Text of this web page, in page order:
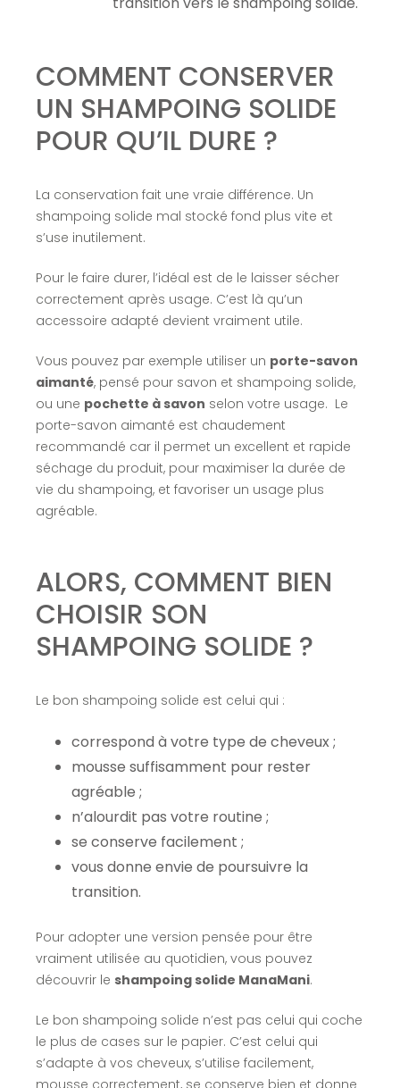
COMMENT CONSERVER
UN SHAMPOING SOLIDE
POUR QU’IL DURE ?
La conservation fait une vraie différence. Un
shampoing solide mal stocké fond plus vite et
s’use inutilement.
Pour le faire durer, l’idéal est de le laisser sécher
correctement après usage. C’est là qu’un
accessoire adapté devient vraiment utile.
Vous pouvez par exemple utiliser un porte-savon
aimanté, pensé pour savon et shampoing solide,
ou une pochette à savon selon votre usage. Le
porte-savon aimanté est chaudement
recommandé car il permet un excellent et rapide
séchage du produit, pour maximiser la durée de
vie du shampoing, et favoriser un usage plus
agréable.
ALORS, COMMENT BIEN
CHOISIR SON
SHAMPOING SOLIDE ?
Le bon shampoing solide est celui qui :
correspond à votre type de cheveux ;
mousse suffisamment pour rester
agréable ;
n’alourdit pas votre routine ;
se conserve facilement ;
vous donne envie de poursuivre la
transition.
Pour adopter une version pensée pour être
vraiment utilisée au quotidien, vous pouvez
découvrir le shampoing solide ManaMani.
Le bon shampoing solide n’est pas celui qui coche
le plus de cases sur le papier. C’est celui qui
s’adapte à vos cheveux, s’utilise facilement,
mousse correctement, se conserve bien et donne